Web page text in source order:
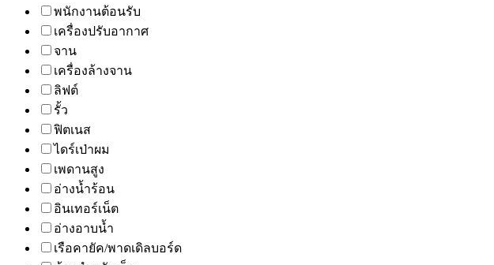
พนักงานต้อนรับ
เครื่องปรับอากาศ
จาน
เครื่องล้างจาน
ลิฟต์
รั้ว
ฟิตเนส
ไดร์เป่าผม
เพดานสูง
อ่างน้ำร้อน
อินเทอร์เน็ต
อ่างอาบน้ำ
เรือคายัค/พาดเดิลบอร์ด